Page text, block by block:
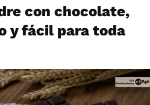
con chocolate,
y fácil para toda